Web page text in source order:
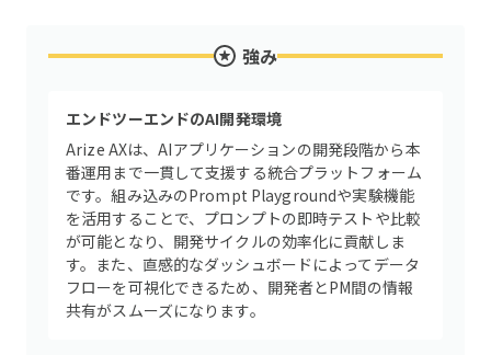
強み
エンドツーエンドのAI開発環境
Arize AXは、AIアプリケーションの開発段階から本
番運用まで一貫して支援する統合プラットフォーム
です。組み込みのPrompt Playgroundや実験機能
を活用することで、プロンプトの即時テストや比較
が可能となり、開発サイクルの効率化に貢献しま
す。また、直感的なダッシュボードによってデータ
フローを可視化できるため、開発者とPM間の情報
共有がスムーズになります。